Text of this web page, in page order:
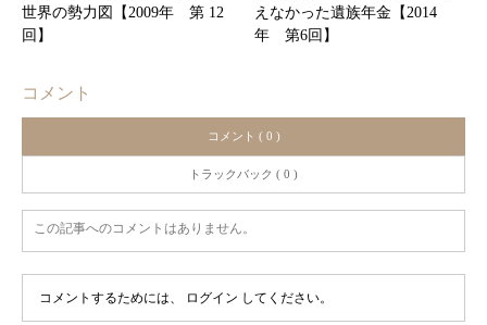
世界の勢力図【2009年 第 12
回】
えなかった遺族年金【2014
年 第6回】
コメント
コメント ( 0 )
トラックバック ( 0 )
この記事へのコメントはありません。
コメントするためには、 ログイン してください。